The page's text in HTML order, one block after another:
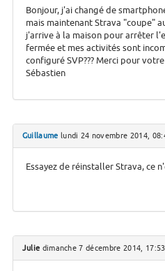
Bonjour, j'ai changé de
mais maintenant Strava "coupe"
j'arrive à la maison pour arrêter
fermée et mes activités sont
configuré SVP??? Merci pour
Sébastien
Guillaume lundi 24 novembre 2014,
Essayez de réinstaller Strava, ce
Julie dimanche 7 décembre 2014, 17:53